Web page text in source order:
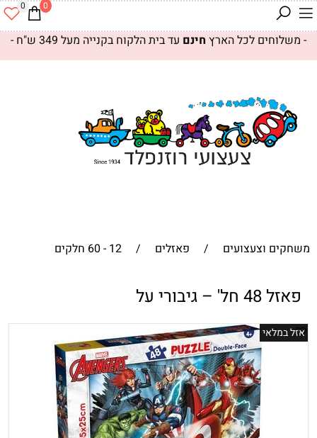
- משלוחים לכל הארץ חינם עד בית הלקוח בקנייה מעל 349 ש"ח -
0 0
משחקים וצעצועים / פאזלים / 12 - 60 חלקים
פאזל 48 חל' – גיבורי על
אזל במלאי